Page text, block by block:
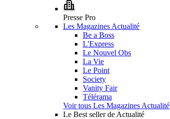
Presse Pro
Les Magazines Actualité
Be a Boss
L'Express
Le Nouvel Obs
La Vie
Le Point
Society
Vanity Fair
Télérama
Voir tous Les Magazines Actualité
Le Best seller de Actualité